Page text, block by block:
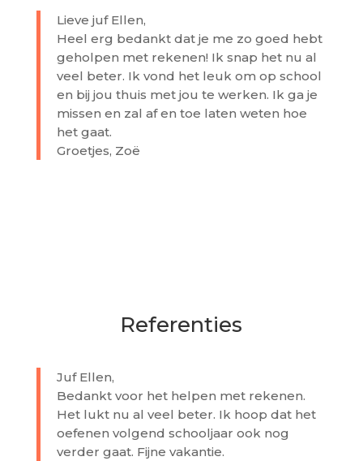
Lieve juf Ellen,
Heel erg bedankt dat je me zo goed hebt
geholpen met rekenen! Ik snap het nu al
veel beter. Ik vond het leuk om op school
en bij jou thuis met jou te werken. Ik ga je
missen en zal af en toe laten weten hoe
het gaat.
Groetjes, Zoë
Referenties
Juf Ellen,
Bedankt voor het helpen met rekenen.
Het lukt nu al veel beter. Ik hoop dat het
oefenen volgend schooljaar ook nog
verder gaat. Fijne vakantie.